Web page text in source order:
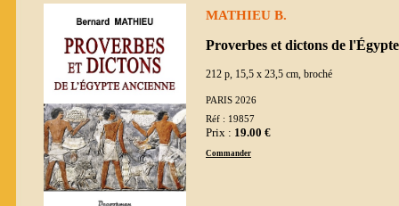
MATHIEU B.
Proverbes et dictons de
212 p, 15,5 x 23,5 cm, broché
PARIS 2026
Réf : 19857
Prix : 19.00 €
Commander